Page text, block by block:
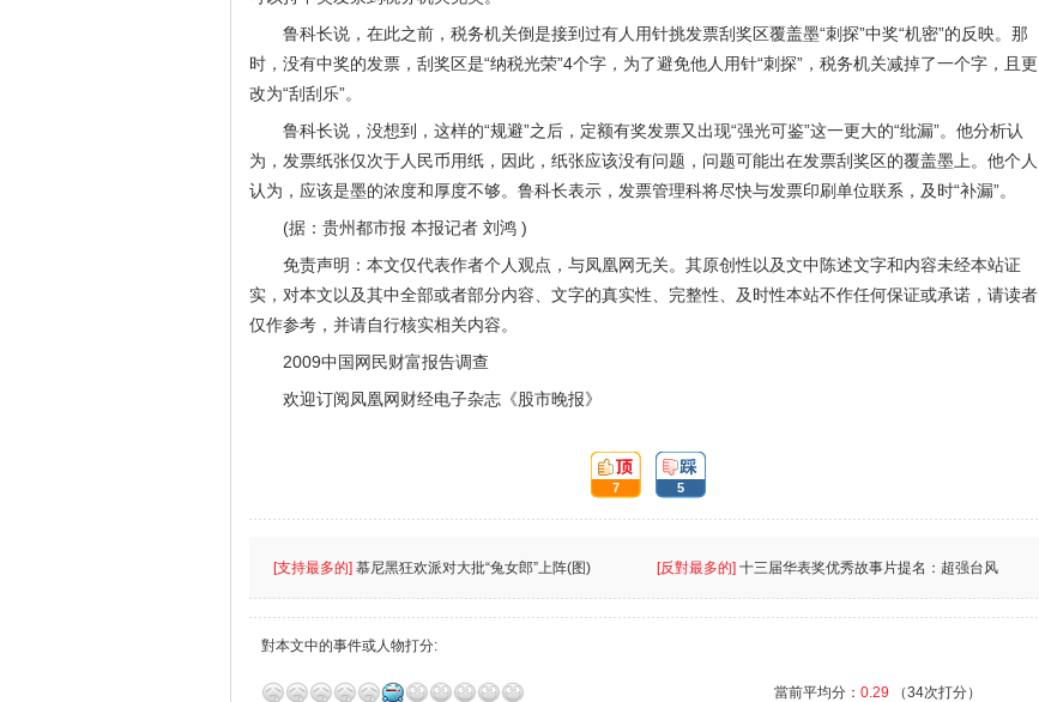
鲁科长说，在此之前，税务机关倒是接到过有人用针挑发票刮奖区覆盖墨“刺探”中奖“机密”的反映。那
时，没有中奖的发票，刮奖区是“纳税光荣”4个字，为了避免他人用针“刺探”，税务机关减掉了一个字，且更
改为“刮刮乐”。
鲁科长说，没想到，这样的“规避”之后，定额有奖发票又出现“强光可鉴”这一更大的“纰漏”。他分析认
为，发票纸张仅次于人民币用纸，因此，纸张应该没有问题，问题可能出在发票刮奖区的覆盖墨上。他个人
认为，应该是墨的浓度和厚度不够。鲁科长表示，发票管理科将尽快与发票印刷单位联系，及时“补漏”。
(据：贵州都市报 本报记者 刘鸿 )
免责声明：本文仅代表作者个人观点，与凤凰网无关。其原创性以及文中陈述文字和内容未经本站证
实，对本文以及其中全部或者部分内容、文字的真实性、完整性、及时性本站不作任何保证或承诺，请读者
仅作参考，并请自行核实相关内容。
2009中国网民财富报告调查
欢迎订阅凤凰网财经电子杂志《股市晚报》
頂:
7
踩:
5
[支持最多的] 慕尼黑狂欢派对大批“兔女郎”上阵(图) [反對最多的] 十三届华表奖优秀故事片提名：超强台风
對本文中的事件或人物打分:
當前平均分： 0.29 （34次打分）